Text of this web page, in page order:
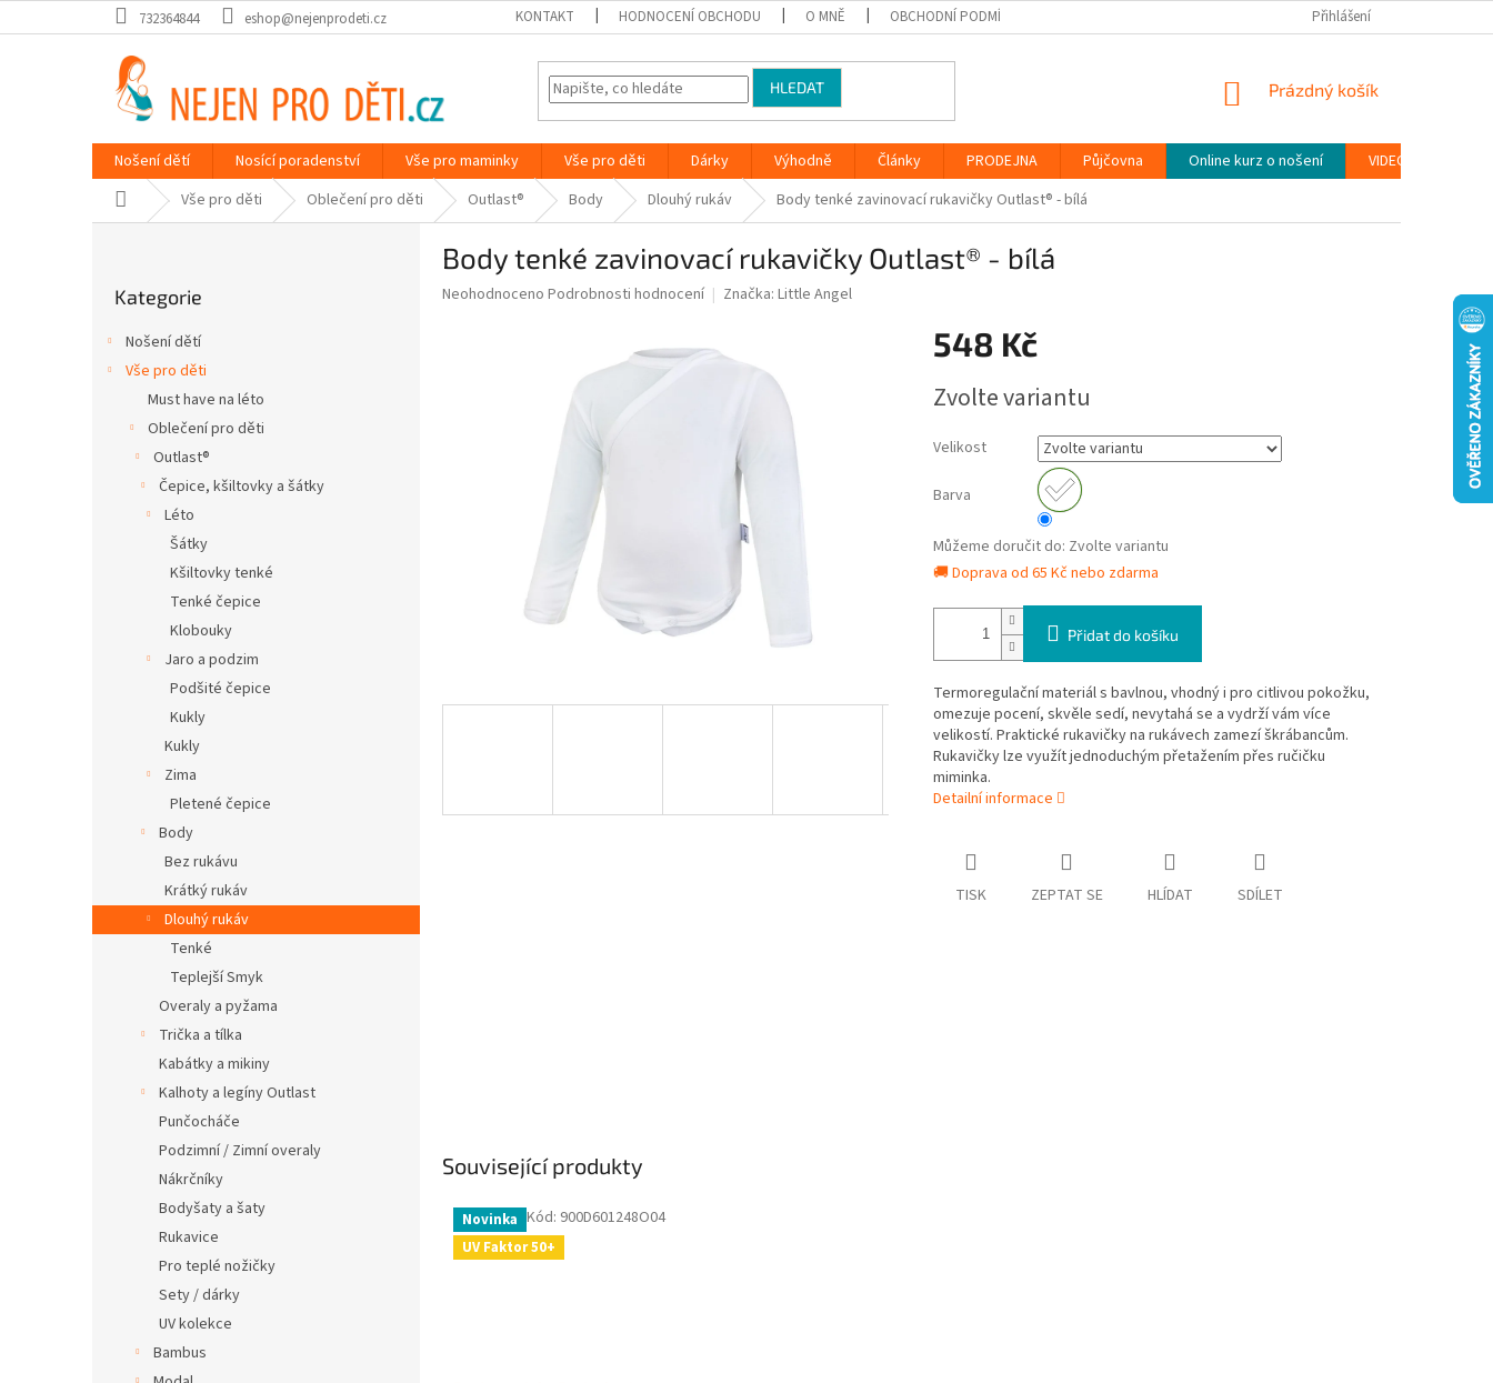
na
732364844 eshop@nejenprodeti.cz KONTAKT HODNOCENÍ OBCHODU O MNĚ OBCHODNÍ PODMÍNKY PODMÍNKY OCHRANY OSOBNÍCH ÚDAJŮ (GDPR)
Přihlášení
HLEDAT
NÁKUPNÍ
Prázdný košík
Nošení dětí Nosící poradenství Vše pro maminky Vše pro děti Dárky Výhodně Články PRODEJNA Půjčovna Online kurz o nošení
VIDEONÁVODY
Domů Vše pro děti Oblečení pro děti Outlast® Body Dlouhý rukáv Body tenké zavinovací rukavičky Outlast® - bílá
kategorie
Kategorie
Nošení dětí
Vše pro děti
Must have na léto
Oblečení pro děti
Outlast®
Čepice, kšiltovky a šátky
Léto
Šátky
Kšiltovky tenké
Tenké čepice
Klobouky
Jaro a podzim
Podšité čepice
Kukly
Kukly
Zima
Pletené čepice
Body
Bez rukávu
Krátký rukáv
Dlouhý rukáv
Tenké
Teplejší Smyk
Overaly a pyžama
Trička a tílka
Kabátky a mikiny
Kalhoty a legíny Outlast
Punčocháče
Podzimní / Zimní overaly
Nákrčníky
Bodyšaty a šaty
Rukavice
Pro teplé nožičky
Sety / dárky
UV kolekce
Bambus
Body tenké zavinovací rukavičky Outlast® - bílá
Průměrné
Neohodnoceno Podrobnosti hodnocení Značka: Little Angel
548 Kč
cena:
Zvolte variantu
Velikost
Barva
Můžeme doručit do: Zvolte variantu
🚚 Doprava od 65 Kč nebo zdarma
Přidat do košíku
Termoregulační materiál s bavlnou, vhodný i pro citlivou pokožku,
omezuje pocení, skvěle sedí, nevytahá se a vydrží vám více
velikostí. Praktické rukavičky na rukávech zamezí škrábancům.
Rukavičky lze využít jednoduchým přetažením přes ručičku
miminka.
Detailní informace
TISK ZEPTAT SE HLÍDAT SDÍLET
Související produkty
Novinka
UV Faktor 50+
Kód: 900D601248O04